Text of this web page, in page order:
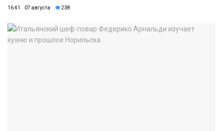
16:41 07 августа 238